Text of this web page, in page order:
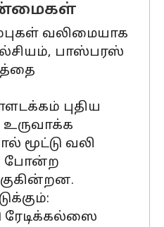
வலிமையாக
பாஸ்பரஸ்
புதிய
உருவாக்க
மூட்டு வலி
போன்ற
ரேடிக்கல்ஸை